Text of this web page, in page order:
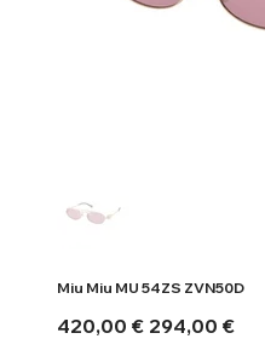
Miu Miu MU 54ZS ZVN50D
Αρχική
τιμή
420,00 € Τιμή
έκπτωσης
294,00 €